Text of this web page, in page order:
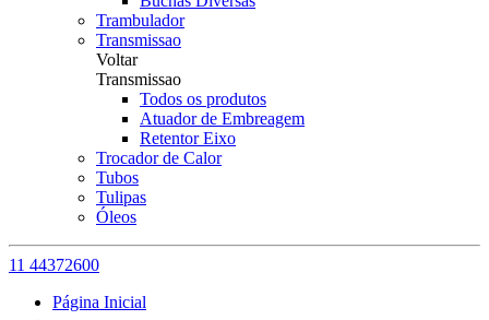
Trambulador
Transmissao
Voltar
Transmissao
Todos os produtos
Atuador de Embreagem
Retentor Eixo
Trocador de Calor
Tubos
Tulipas
Óleos
11 44372600
Página Inicial